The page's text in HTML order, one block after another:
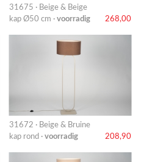
31675 · Beige & Beige
kap Ø50 cm · voorradig 268,00
31672 · Beige & Bruine
kap rond · voorradig 208,90